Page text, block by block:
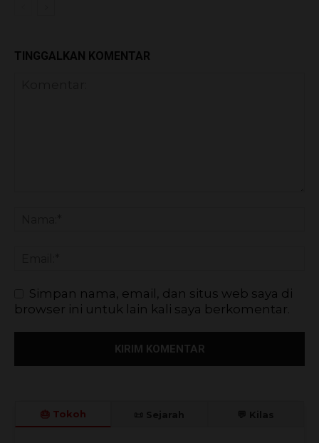
TINGGALKAN KOMENTAR
Simpan nama, email, dan situs web saya di
browser ini untuk lain kali saya berkomentar.
🎂 Tokoh